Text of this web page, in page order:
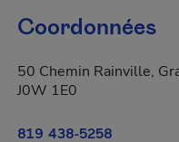
Coordonnées
50 Chemin Rainville,
J0W 1E0
819 438-5258